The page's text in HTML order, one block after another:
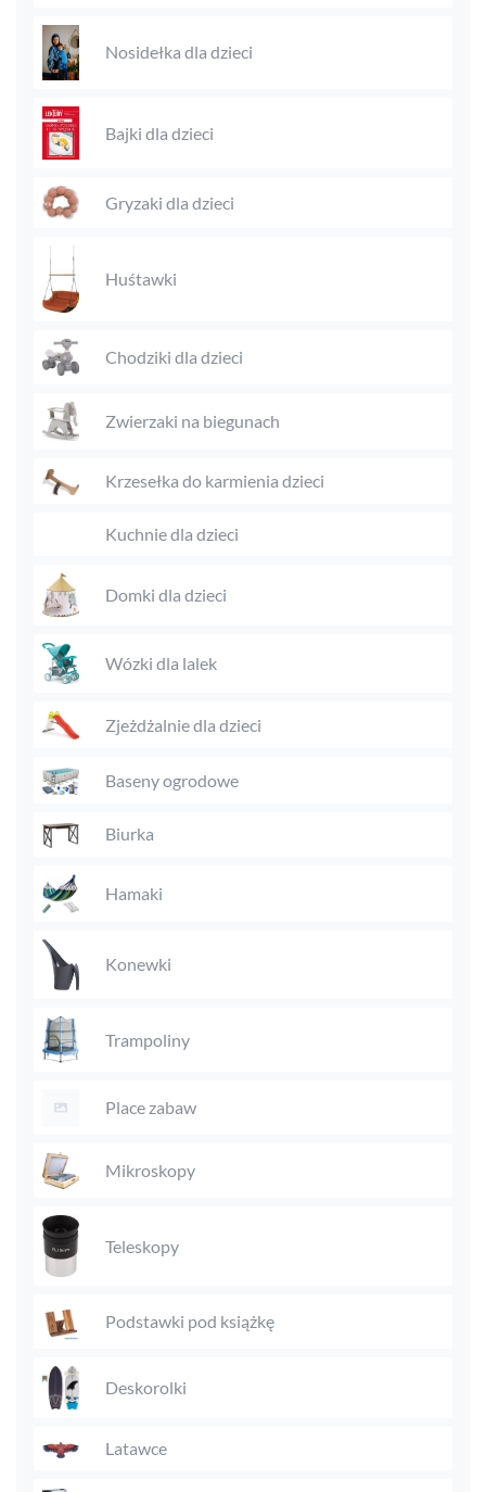
Nosidełka dla dzieci
Bajki dla dzieci
Gryzaki dla dzieci
Huśtawki
Chodziki dla dzieci
Zwierzaki na biegunach
Krzesełka do karmienia dzieci
Kuchnie dla dzieci
Domki dla dzieci
Wózki dla lalek
Zjeżdżalnie dla dzieci
Baseny ogrodowe
Biurka
Hamaki
Konewki
Trampoliny
Place zabaw
Mikroskopy
Teleskopy
Podstawki pod książkę
Deskorolki
Latawce